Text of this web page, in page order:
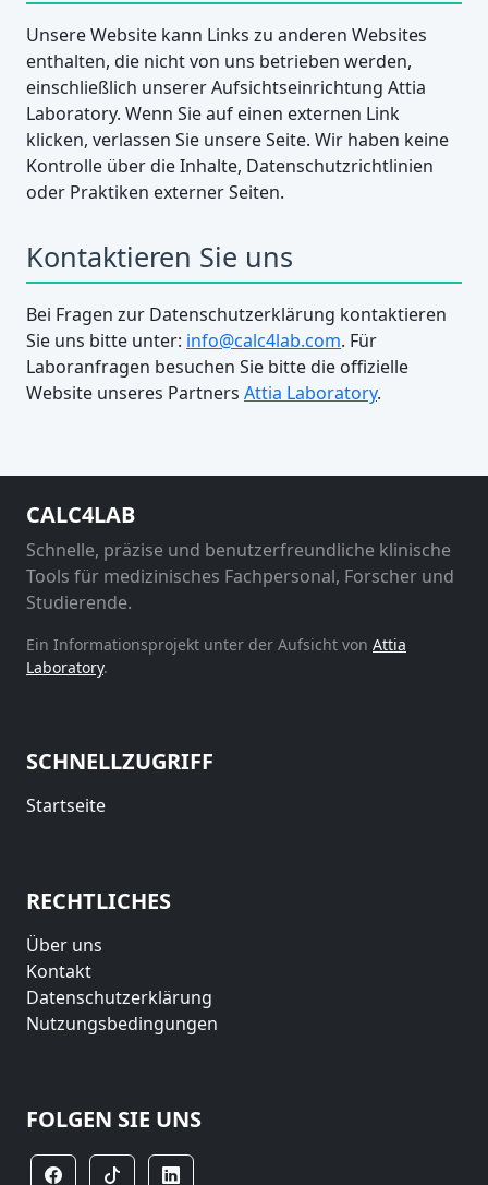
Unsere Website kann Links zu anderen Websites
enthalten, die nicht von uns betrieben werden,
einschließlich unserer Aufsichtseinrichtung Attia
Laboratory. Wenn Sie auf einen externen Link
klicken, verlassen Sie unsere Seite. Wir haben keine
Kontrolle über die Inhalte, Datenschutzrichtlinien
oder Praktiken externer Seiten.
Kontaktieren Sie uns
Bei Fragen zur Datenschutzerklärung kontaktieren
Sie uns bitte unter: info@calc4lab.com. Für
Laboranfragen besuchen Sie bitte die offizielle
Website unseres Partners Attia Laboratory.
CALC4LAB
Schnelle, präzise und benutzerfreundliche klinische
Tools für medizinisches Fachpersonal, Forscher und
Studierende.
Ein Informationsprojekt unter der Aufsicht von Attia
Laboratory.
SCHNELLZUGRIFF
Startseite
RECHTLICHES
Über uns
Kontakt
Datenschutzerklärung
Nutzungsbedingungen
FOLGEN SIE UNS